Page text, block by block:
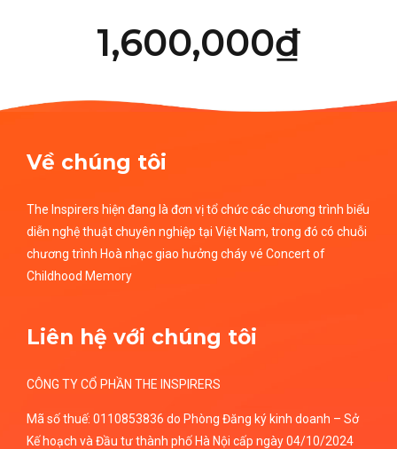
1,600,000₫
Về chúng tôi
The Inspirers hiện đang là đơn vị tổ chức các chương trình biểu
diễn nghệ thuật chuyên nghiệp tại Việt Nam, trong đó có chuỗi
chương trình Hoà nhạc giao hưởng cháy vé Concert of
Childhood Memory
Liên hệ với chúng tôi
CÔNG TY CỔ PHẦN THE INSPIRERS
Mã số thuế: 0110853836 do Phòng Đăng ký kinh doanh – Sở
Kế hoạch và Đầu tư thành phố Hà Nội cấp ngày 04/10/2024